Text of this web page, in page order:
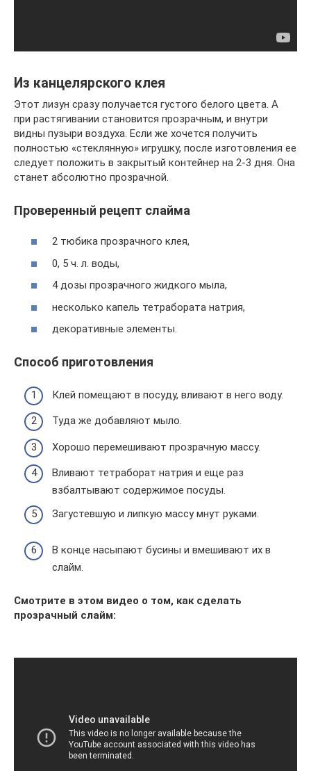
Из канцелярского клея
Этот лизун сразу получается густого белого цвета. А
при растягивании становится прозрачным, и внутри
видны пузыри воздуха. Если же хочется получить
полностью «стеклянную» игрушку, после изготовления ее
следует положить в закрытый контейнер на 2-3 дня. Она
станет абсолютно прозрачной.
Проверенный рецепт слайма
2 тюбика прозрачного клея,
0, 5 ч. л. воды,
4 дозы прозрачного жидкого мыла,
несколько капель тетрабората натрия,
декоративные элементы.
Способ приготовления
Клей помещают в посуду, вливают в него воду.
Туда же добавляют мыло.
Хорошо перемешивают прозрачную массу.
Вливают тетраборат натрия и еще раз
взбалтывают содержимое посуды.
Загустевшую и липкую массу мнут руками.
В конце насыпают бусины и вмешивают их в
слайм.
Смотрите в этом видео о том, как сделать
прозрачный слайм: